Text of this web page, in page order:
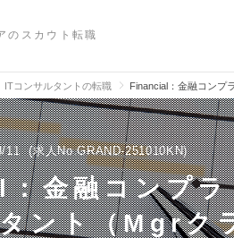
のスカウト転職
ITコンサルタントの転職 Financial：金融コンプ
11 求人No.GRAND-251010KN
金融コンプラ
ント（Mgrク